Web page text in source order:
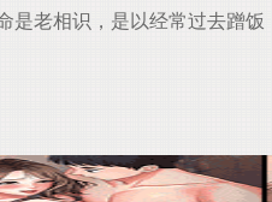
是老相识，是以经常过去蹭饭